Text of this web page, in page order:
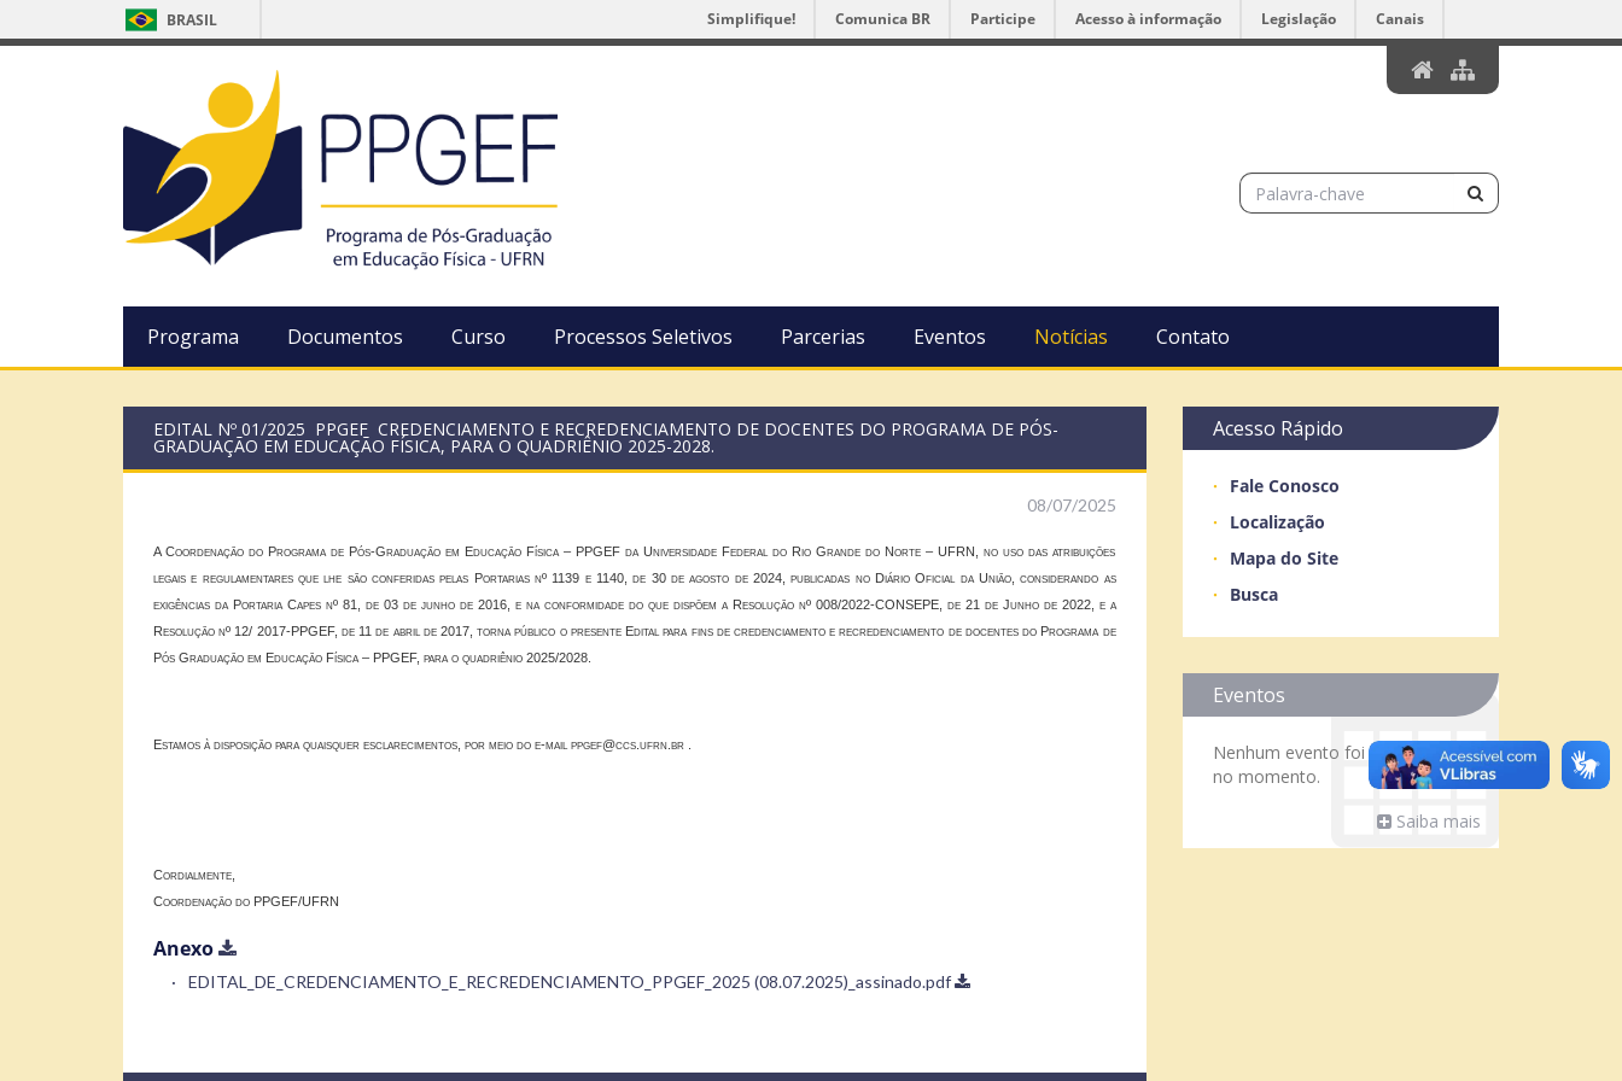
BRASIL Simplifique! Comunica BR Participe Acesso à informação Legislação Canais
Programa Documentos Curso Processos Seletivos Parcerias Eventos Notícias Contato
EDITAL Nº 01/2025  PPGEF  CREDENCIAMENTO E RECREDENCIAMENTO DE DOCENTES DO PROGRAMA DE PÓS-
GRADUAÇÃO EM EDUCAÇÃO FÍSICA, PARA O QUADRIÊNIO 2025-2028.
08/07/2025
A Coordenação do Programa de Pós-Graduação em Educação Física – PPGEF da Universidade Federal do Rio Grande do Norte – UFRN, no uso das atribuições
legais e regulamentares que lhe são conferidas pelas Portarias nº 1139 e 1140, de 30 de agosto de 2024, publicadas no Diário Oficial da União, considerando as
exigências da Portaria Capes nº 81, de 03 de junho de 2016, e na conformidade do que dispõem a Resolução nº 008/2022-CONSEPE, de 21 de Junho de 2022, e a
Resolução nº 12/ 2017-PPGEF, de 11 de abril de 2017, torna público o presente Edital para fins de credenciamento e recredenciamento de docentes do Programa de
Pós Graduação em Educação Física – PPGEF, para o quadriênio 2025/2028
Estamos à disposição para quaisquer esclarecimentos, por meio do e-mail ppgef@ccs.ufrn.br .
Cordialmente,
Coordenação do PPGEF/UFRN
Anexo
EDITAL_DE_CREDENCIAMENTO_E_RECREDENCIAMENTO_PPGEF_2025 (08.07.2025)_assinado.pdf
Acesso Rápido
Fale Conosco
Localização
Mapa do Site
Busca
Eventos
Nenhum evento foi encontrado
no momento.
Saiba mais